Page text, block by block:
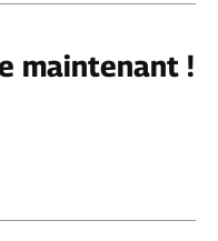
maintenant !